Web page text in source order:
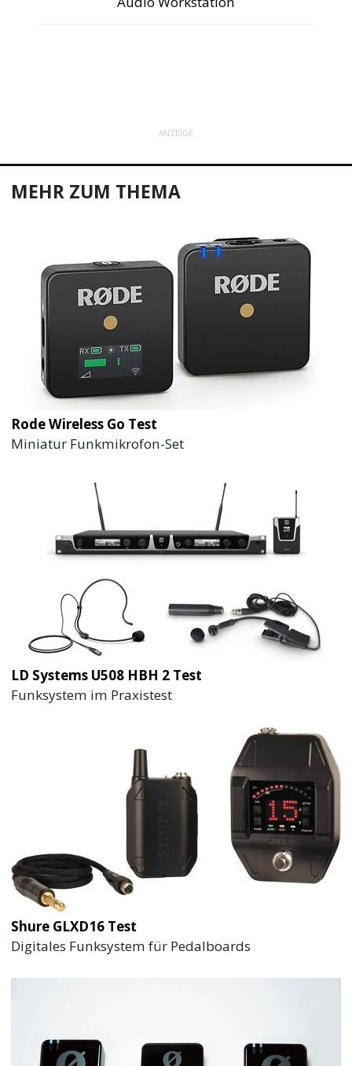
ANZEIGE
MEHR ZUM THEMA
Rode Wireless Go Test
Miniatur Funkmikrofon-Set
LD Systems U508 HBH 2 Test
Funksystem im Praxistest
Shure GLXD16 Test
Digitales Funksystem für Pedalboards